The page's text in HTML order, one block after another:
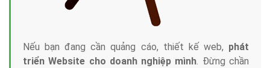
Nếu bạn đang cần quảng cáo, thiết kế web, phát
triển Website cho doanh nghiệp mình. Đừng chần